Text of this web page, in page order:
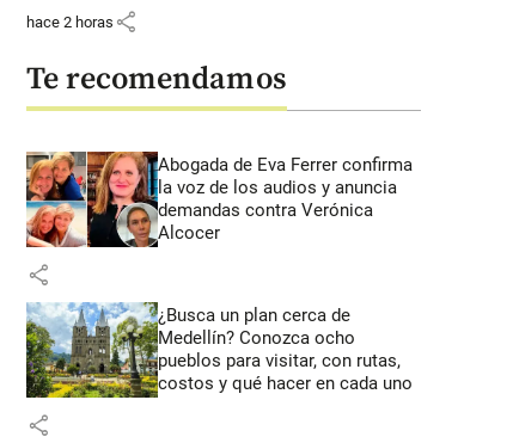
segundos
hace 2 horas share
Te recomendamos
Abogada de Eva Ferrer confirma
la voz de los audios y anuncia
demandas contra Verónica
Alcocer
share
¿Busca un plan cerca de
Medellín? Conozca ocho
pueblos para visitar, con rutas,
costos y qué hacer en cada uno
share